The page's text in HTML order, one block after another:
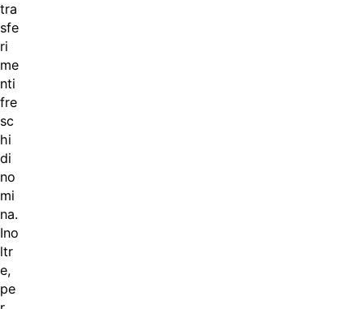
tra
sfe
ri
me
nti
fre
sc
hi
di
no
mi
na.
Ino
ltr
e,
pe